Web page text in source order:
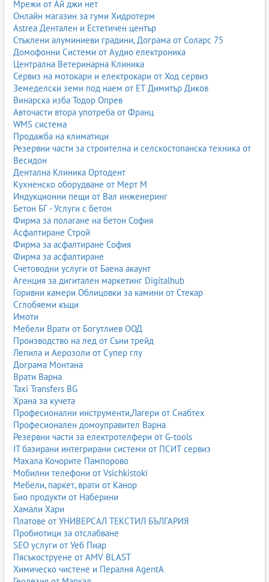
Мрежи от Ай джи нет
Онлайн магазин за гуми Хидротерм
Astrea Дентален и Естетичен център
Стъклени алуминиеви градини, Дограма от Соларс 75
Домофонни Системи от Аудио електроника
Централна Ветеринарна Клиника
Сервиз на мотокари и електрокари от Ход сервиз
Земеделски земи под наем от ЕТ Димитър Диков
Винарска изба Тодор Опрев
Авточасти втора употреба от Франц
WMS система
Продажба на климатици
Резервни части за строителна и селскостопанска техника от
Весидон
Дентална Клиника Ортодент
Кухненско оборудване от Мерт М
Индукционни пещи от Вал инженеринг
Бетон БГ - Услуги с бетон
Фирма за полагане на бетон София
Асфалтиране Строй
Фирма за асфалтиране София
Фирма за асфалтиране
Счетоводни услуги от Баена акаунт
Агенция за дигитален маркетинг Digitalhub
Горивни камери Облицовки за камини от Стекар
Сглобяеми къщи
Имоти
Мебели Врати от Богутлиев ООД
Производство на лед от Съни трейд
Лепила и Аерозоли от Супер глу
Дограма Монтана
Врати Варна
Taxi Transfers BG
Храна за кучета
Професионални инструменти,Лагери от Снабтех
Професионален домоуправител Варна
Резервни части за електротелфери от G-tools
IT базирани интегрирани системи от ПСИТ сервиз
Махала Кочорите Пампорово
Мобилни телефони от Vsichkistoki
Мебели, паркет, врати от Канор
Био продукти от Наберини
Хамали Хари
Платове от УНИВЕРСАЛ ТЕКСТИЛ БЪЛГАРИЯ
Пробиотици за отслабване
SEO услуги от Уеб Пиар
Пясъкоструене от AMV BLAST
Химическо чистене и Пералня AgentA